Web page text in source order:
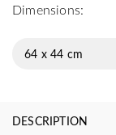
Dimensions:
64 x 44 cm
DESCRIPTION